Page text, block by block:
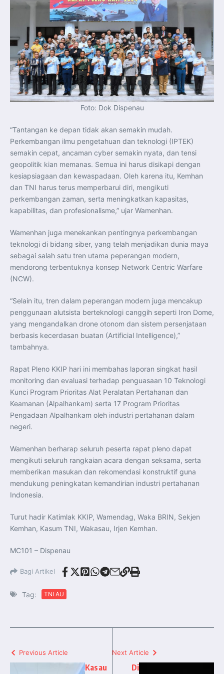
Foto: Dok Dispenau
“Tantangan ke depan tidak akan semakin mudah.
Perkembangan ilmu pengetahuan dan teknologi (IPTEK)
semakin cepat, ancaman cyber semakin nyata, dan tensi
geopolitik kian memanas. Semua ini harus disikapi dengan
kesiapsiagaan dan kewaspadaan. Oleh karena itu, Kemhan
dan TNI harus terus memperbarui diri, mengikuti
perkembangan zaman, serta meningkatkan kapasitas,
kapabilitas, dan profesionalisme,” ujar Wamenhan.
Wamenhan juga menekankan pentingnya perkembangan
teknologi di bidang siber, yang telah menjadikan dunia maya
sebagai salah satu tren utama peperangan modern,
mendorong terbentuknya konsep Network Centric Warfare
(NCW).
“Selain itu, tren dalam peperangan modern juga mencakup
penggunaan alutsista berteknologi canggih seperti Iron Dome,
yang mengandalkan drone otonom dan sistem persenjataan
berbasis kecerdasan buatan (Artificial Intelligence),”
tambahnya.
Rapat Pleno KKIP hari ini membahas laporan singkat hasil
monitoring dan evaluasi terhadap penguasaan 10 Teknologi
Kunci Program Prioritas Alat Peralatan Pertahanan dan
Keamanan (Alpalhankam) serta 17 Program Prioritas
Pengadaan Alpalhankam oleh industri pertahanan dalam
negeri.
Wamenhan berharap seluruh peserta rapat pleno dapat
mengikuti seluruh rangkaian acara dengan seksama, serta
memberikan masukan dan rekomendasi konstruktif guna
mendukung peningkatan kemandirian industri pertahanan
Indonesia.
Turut hadir Katimlak KKIP, Wamendag, Waka BRIN, Sekjen
Kemhan, Kasum TNI, Wakasau, Irjen Kemhan.
MC101 – Dispenau
Bagi Artikel
Tag: TNI AU
Previous Article
Kasau
Next Article
Di